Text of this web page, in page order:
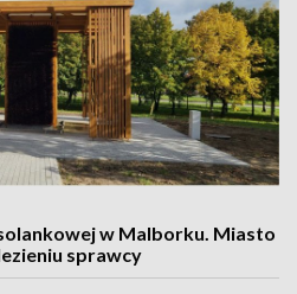
w Malborku. Miasto
sprawcy